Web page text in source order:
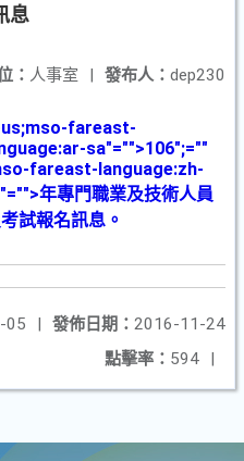
息
發布人： dep230
： 人事室 |
fareast-
sa"="">106";=""
fareast-language:zh-
年專門職業及技術人員
試報名訊息。
發佈日期： 2016-11-24
05
|
點擊率： 594 |